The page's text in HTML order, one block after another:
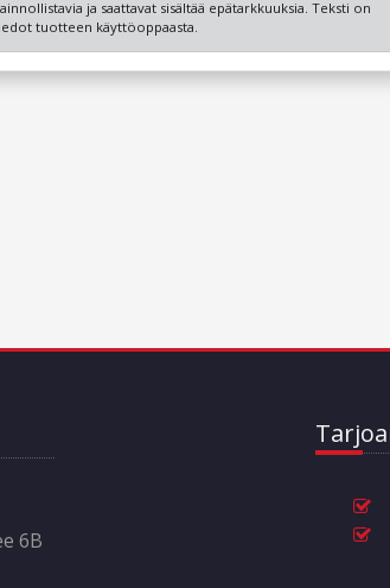
ja saattavat sisältää epätarkkuuksia. Teksti on
tuotteen käyttöoppaasta.
6B